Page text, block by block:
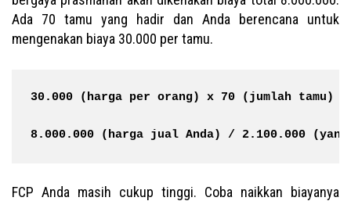
Ada 70 tamu yang hadir dan Anda berencana untuk
mengenakan biaya 30.000 per tamu.
30.000 (harga per orang) x 70 (jumlah tamu) =
8.000.000 (harga jual Anda) / 2.100.000 (yang
FCP Anda masih cukup tinggi. Coba naikkan biayanya